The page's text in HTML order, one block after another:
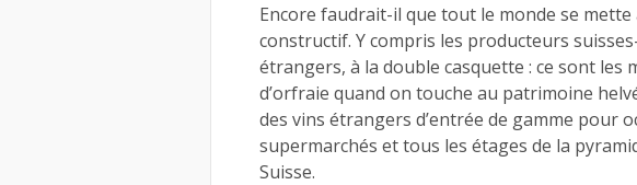
Encore faudrait-il que tout le monde se
constructif. Y compris les producteurs
étrangers, à la double casquette : ce sont les
d’orfraie quand on touche au patrimoine
des vins étrangers d’entrée de gamme pour
supermarchés et tous les étages de la
Suisse.